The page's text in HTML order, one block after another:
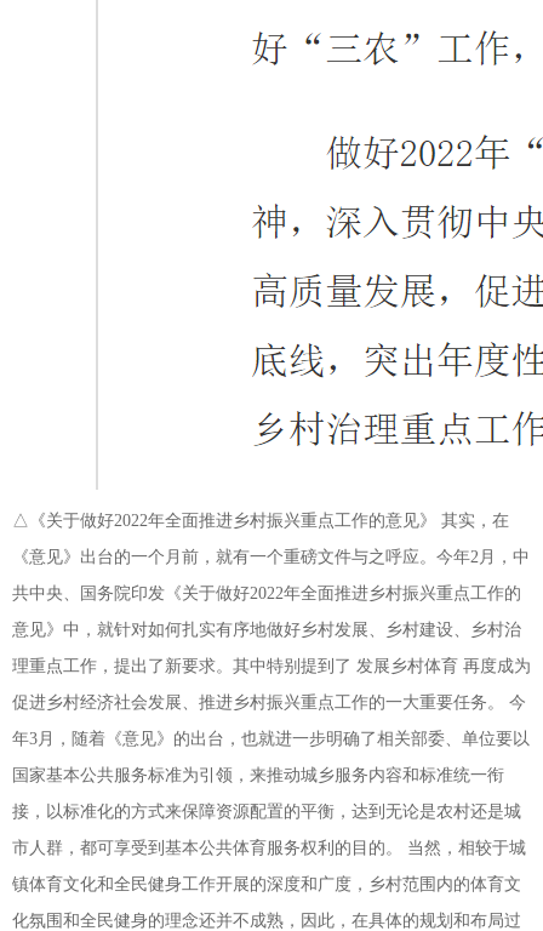
△《关于做好2022年全面推进乡村振兴重点工作的意见》 其实，在
《意见》出台的一个月前，就有一个重磅文件与之呼应。今年2月，中
共中央、国务院印发《关于做好2022年全面推进乡村振兴重点工作的
意见》中，就针对如何扎实有序地做好乡村发展、乡村建设、乡村治
理重点工作，提出了新要求。其中特别提到了 发展乡村体育 再度成为
促进乡村经济社会发展、推进乡村振兴重点工作的一大重要任务。 今
年3月，随着《意见》的出台，也就进一步明确了相关部委、单位要以
国家基本公共服务标准为引领，来推动城乡服务内容和标准统一衔
接，以标准化的方式来保障资源配置的平衡，达到无论是农村还是城
市人群，都可享受到基本公共体育服务权利的目的。 当然，相较于城
镇体育文化和全民健身工作开展的深度和广度，乡村范围内的体育文
化氛围和全民健身的理念还并不成熟，因此，在具体的规划和布局过